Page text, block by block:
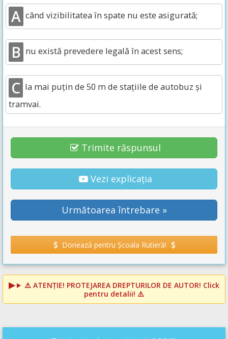
A când vizibilitatea în spate nu este asigurată;
B nu există prevedere legală în acest sens;
C la mai puțin de 50 m de stațiile de autobuz și
tramvai.
Trimite răspunsul
Vezi explicația
Următoarea întrebare »
Donează pentru Școala Rutieră!
⚠️ ATENȚIE! PROTEJAREA DREPTURILOR DE AUTOR! Click
pentru detalii! ⚠️